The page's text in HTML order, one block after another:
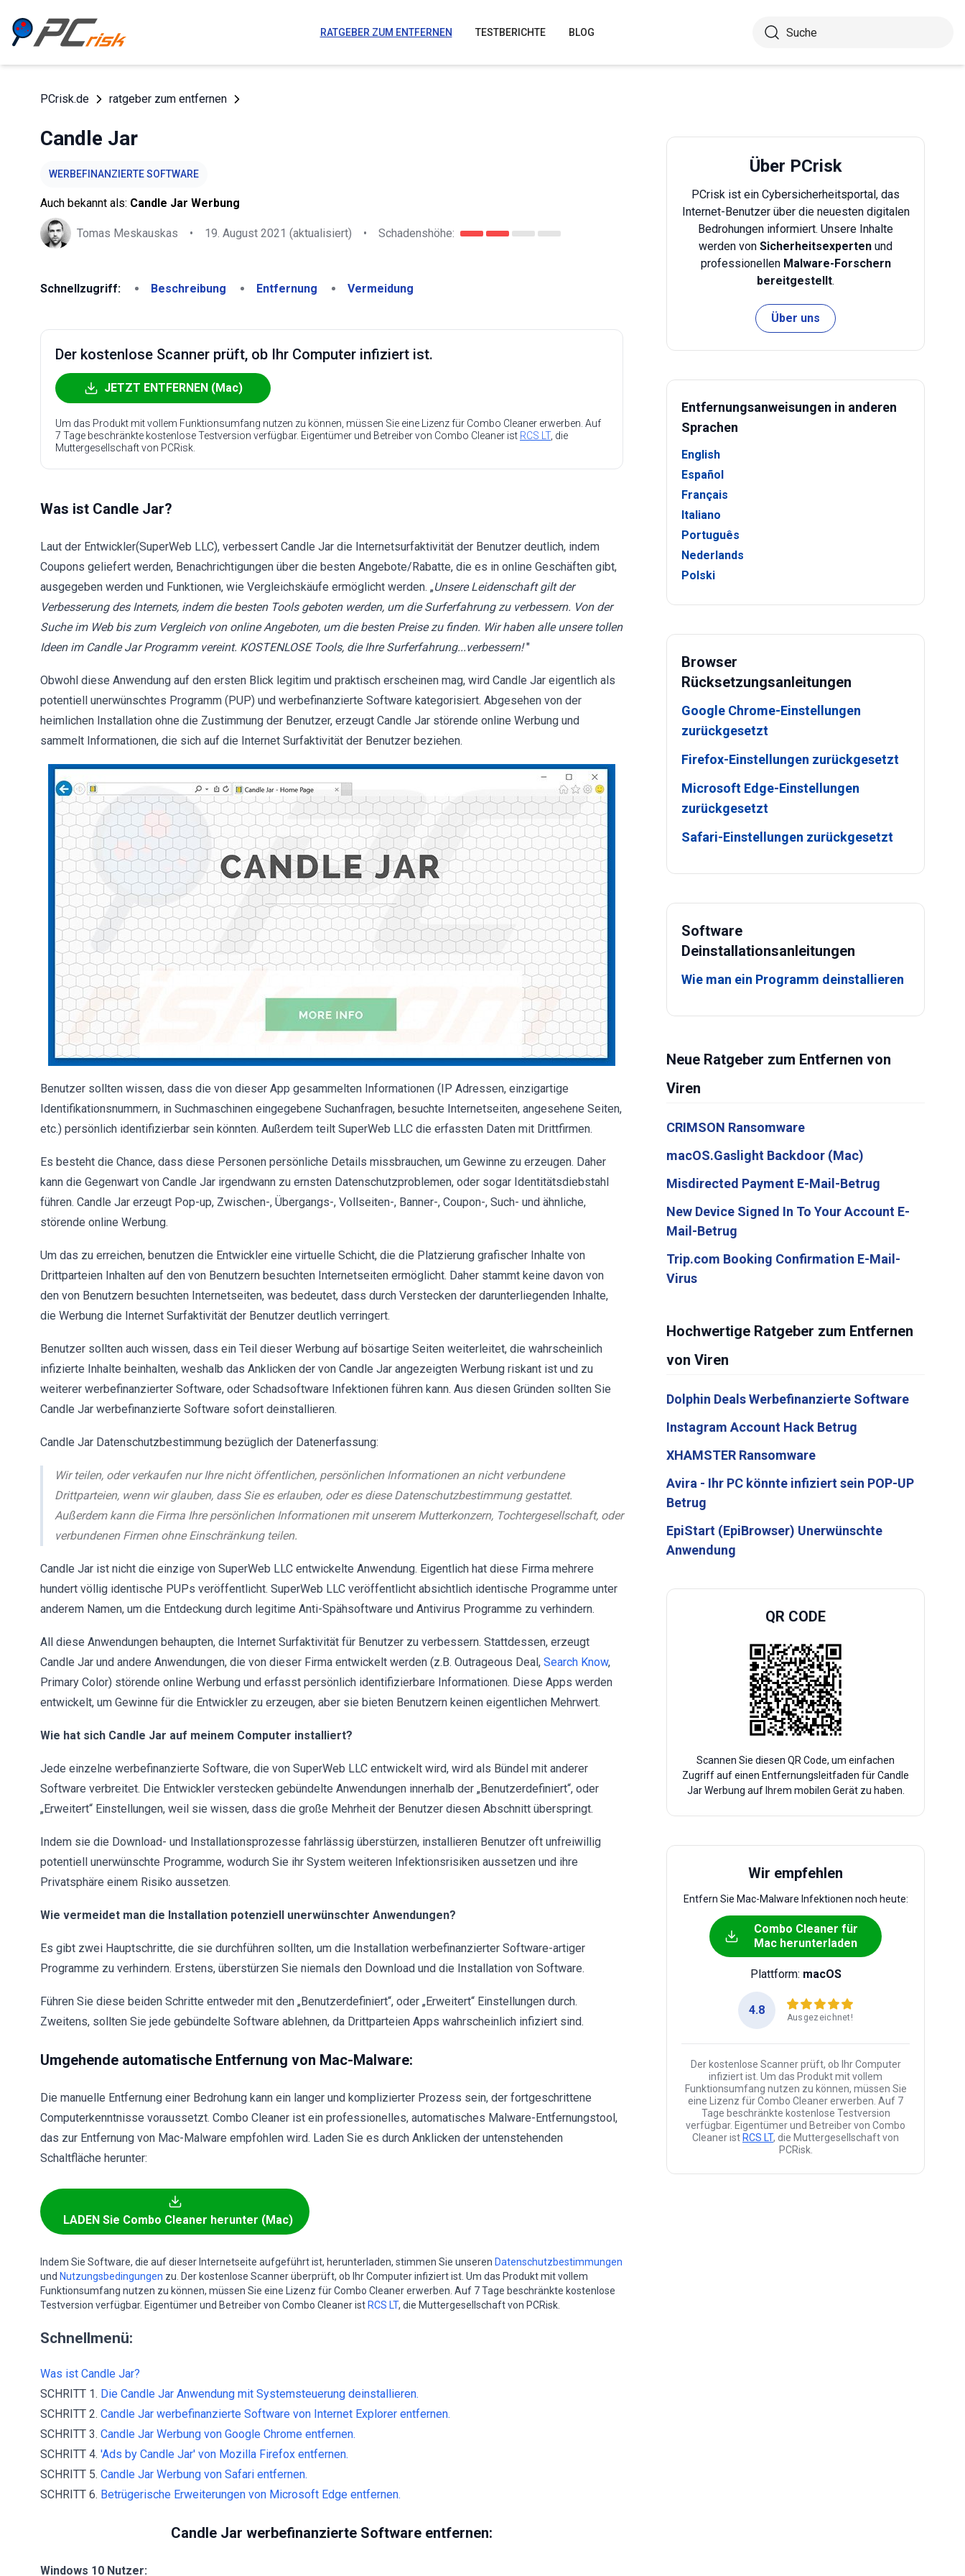
RATGEBER ZUM ENTFERNEN TESTBERICHTE BLOG
PCrisk.de ratgeber zum entfernen
Candle Jar
WERBEFINANZIERTE SOFTWARE
Auch bekannt als: Candle Jar Werbung
Tomas Meskauskas • 19. August 2021 (aktualisiert) • Schadenshöhe:
Schnellzugriff: Beschreibung Entfernung Vermeidung
Der kostenlose Scanner prüft, ob Ihr Computer infiziert ist.
JETZT ENTFERNEN (Mac)
Um das Produkt mit vollem Funktionsumfang nutzen zu können, müssen Sie eine Lizenz für Combo Cleaner erwerben. Auf
7 Tage beschränkte kostenlose Testversion verfügbar. Eigentümer und Betreiber von Combo Cleaner ist RCS LT, die
Muttergesellschaft von PCRisk.
Was ist Candle Jar?
Laut der Entwickler(SuperWeb LLC), verbessert Candle Jar die Internetsurfaktivität der Benutzer deutlich, indem
Coupons geliefert werden, Benachrichtigungen über die besten Angebote/Rabatte, die es in online Geschäften gibt,
ausgegeben werden und Funktionen, wie Vergleichskäufe ermöglicht werden. „Unsere Leidenschaft gilt der
Verbesserung des Internets, indem die besten Tools geboten werden, um die Surferfahrung zu verbessern. Von der
Suche im Web bis zum Vergleich von online Angeboten, um die besten Preise zu finden. Wir haben alle unsere tollen
Ideen im Candle Jar Programm vereint. KOSTENLOSE Tools, die Ihre Surferfahrung...verbessern! "
Obwohl diese Anwendung auf den ersten Blick legitim und praktisch erscheinen mag, wird Candle Jar eigentlich als
potentiell unerwünschtes Programm (PUP) und werbefinanzierte Software kategorisiert. Abgesehen von der
heimlichen Installation ohne die Zustimmung der Benutzer, erzeugt Candle Jar störende online Werbung und
sammelt Informationen, die sich auf die Internet Surfaktivität der Benutzer beziehen.
Benutzer sollten wissen, dass die von dieser App gesammelten Informationen (IP Adressen, einzigartige
Identifikationsnummern, in Suchmaschinen eingegebene Suchanfragen, besuchte Internetseiten, angesehene Seiten,
etc.) persönlich identifizierbar sein könnten. Außerdem teilt SuperWeb LLC die erfassten Daten mit Drittfirmen.
Es besteht die Chance, dass diese Personen persönliche Details missbrauchen, um Gewinne zu erzeugen. Daher
kann die Gegenwart von Candle Jar irgendwann zu ernsten Datenschutzproblemen, oder sogar Identitätsdiebstahl
führen. Candle Jar erzeugt Pop-up, Zwischen-, Übergangs-, Vollseiten-, Banner-, Coupon-, Such- und ähnliche,
störende online Werbung.
Um das zu erreichen, benutzen die Entwickler eine virtuelle Schicht, die die Platzierung grafischer Inhalte von
Drittparteien Inhalten auf den von Benutzern besuchten Internetseiten ermöglicht. Daher stammt keine davon von
den von Benutzern besuchten Internetseiten, was bedeutet, dass durch Verstecken der darunterliegenden Inhalte,
die Werbung die Internet Surfaktivität der Benutzer deutlich verringert.
Benutzer sollten auch wissen, dass ein Teil dieser Werbung auf bösartige Seiten weiterleitet, die wahrscheinlich
infizierte Inhalte beinhalten, weshalb das Anklicken der von Candle Jar angezeigten Werbung riskant ist und zu
weiterer werbefinanzierter Software, oder Schadsoftware Infektionen führen kann. Aus diesen Gründen sollten Sie
Candle Jar werbefinanzierte Software sofort deinstallieren.
Candle Jar Datenschutzbestimmung bezüglich der Datenerfassung:
Wir teilen, oder verkaufen nur Ihre nicht öffentlichen, persönlichen Informationen an nicht verbundene
Drittparteien, wenn wir glauben, dass Sie es erlauben, oder es diese Datenschutzbestimmung gestattet.
Außerdem kann die Firma Ihre persönlichen Informationen mit unserem Mutterkonzern, Tochtergesellschaft, oder
verbundenen Firmen ohne Einschränkung teilen.
Candle Jar ist nicht die einzige von SuperWeb LLC entwickelte Anwendung. Eigentlich hat diese Firma mehrere
hundert völlig identische PUPs veröffentlicht. SuperWeb LLC veröffentlicht absichtlich identische Programme unter
anderem Namen, um die Entdeckung durch legitime Anti-Spähsoftware und Antivirus Programme zu verhindern.
All diese Anwendungen behaupten, die Internet Surfaktivität für Benutzer zu verbessern. Stattdessen, erzeugt
Candle Jar und andere Anwendungen, die von dieser Firma entwickelt werden (z.B. Outrageous Deal, Search Know,
Primary Color) störende online Werbung und erfasst persönlich identifizierbare Informationen. Diese Apps werden
entwickelt, um Gewinne für die Entwickler zu erzeugen, aber sie bieten Benutzern keinen eigentlichen Mehrwert.
Wie hat sich Candle Jar auf meinem Computer installiert?
Jede einzelne werbefinanzierte Software, die von SuperWeb LLC entwickelt wird, wird als Bündel mit anderer
Software verbreitet. Die Entwickler verstecken gebündelte Anwendungen innerhalb der „Benutzerdefiniert“, oder
„Erweitert“ Einstellungen, weil sie wissen, dass die große Mehrheit der Benutzer diesen Abschnitt überspringt.
Indem sie die Download- und Installationsprozesse fahrlässig überstürzen, installieren Benutzer oft unfreiwillig
potentiell unerwünschte Programme, wodurch Sie ihr System weiteren Infektionsrisiken aussetzen und ihre
Privatsphäre einem Risiko aussetzen.
Wie vermeidet man die Installation potenziell unerwünschter Anwendungen?
Es gibt zwei Hauptschritte, die sie durchführen sollten, um die Installation werbefinanzierter Software-artiger
Programme zu verhindern. Erstens, überstürzen Sie niemals den Download und die Installation von Software.
Führen Sie diese beiden Schritte entweder mit den „Benutzerdefiniert“, oder „Erweitert“ Einstellungen durch.
Zweitens, sollten Sie jede gebündelte Software ablehnen, da Drittparteien Apps wahrscheinlich infiziert sind.
Umgehende automatische Entfernung von Mac-Malware:
Die manuelle Entfernung einer Bedrohung kann ein langer und komplizierter Prozess sein, der fortgeschrittene
Computerkenntnisse voraussetzt. Combo Cleaner ist ein professionelles, automatisches Malware-Entfernungstool,
das zur Entfernung von Mac-Malware empfohlen wird. Laden Sie es durch Anklicken der untenstehenden
Schaltfläche herunter:
LADEN Sie Combo Cleaner herunter (Mac)
Indem Sie Software, die auf dieser Internetseite aufgeführt ist, herunterladen, stimmen Sie unseren Datenschutzbestimmungen
und Nutzungsbedingungen zu. Der kostenlose Scanner überprüft, ob Ihr Computer infiziert ist. Um das Produkt mit vollem
Funktionsumfang nutzen zu können, müssen Sie eine Lizenz für Combo Cleaner erwerben. Auf 7 Tage beschränkte kostenlose
Testversion verfügbar. Eigentümer und Betreiber von Combo Cleaner ist RCS LT, die Muttergesellschaft von PCRisk.
Schnellmenü:
Was ist Candle Jar?
SCHRITT 1. Die Candle Jar Anwendung mit Systemsteuerung deinstallieren.
SCHRITT 2. Candle Jar werbefinanzierte Software von Internet Explorer entfernen.
SCHRITT 3. Candle Jar Werbung von Google Chrome entfernen.
SCHRITT 4. 'Ads by Candle Jar' von Mozilla Firefox entfernen.
SCHRITT 5. Candle Jar Werbung von Safari entfernen.
SCHRITT 6. Betrügerische Erweiterungen von Microsoft Edge entfernen.
Candle Jar werbefinanzierte Software entfernen:
Windows 10 Nutzer:
Über PCrisk
PCrisk ist ein Cybersicherheitsportal, das
Internet-Benutzer über die neuesten digitalen
Bedrohungen informiert. Unsere Inhalte
werden von Sicherheitsexperten und
professionellen Malware-Forschern
bereitgestellt.
Über uns
Entfernungsanweisungen in anderen
Sprachen
English
Español
Français
Italiano
Português
Nederlands
Polski
Browser
Rücksetzungsanleitungen
Google Chrome-Einstellungen
zurückgesetzt
Firefox-Einstellungen zurückgesetzt
Microsoft Edge-Einstellungen
zurückgesetzt
Safari-Einstellungen zurückgesetzt
Software
Deinstallationsanleitungen
Wie man ein Programm deinstallieren
Neue Ratgeber zum Entfernen von
Viren
CRIMSON Ransomware
macOS.Gaslight Backdoor (Mac)
Misdirected Payment E-Mail-Betrug
New Device Signed In To Your Account E-
Mail-Betrug
Trip.com Booking Confirmation E-Mail-
Virus
Hochwertige Ratgeber zum Entfernen
von Viren
Dolphin Deals Werbefinanzierte Software
Instagram Account Hack Betrug
XHAMSTER Ransomware
Avira - Ihr PC könnte infiziert sein POP-UP
Betrug
EpiStart (EpiBrowser) Unerwünschte
Anwendung
QR CODE
Scannen Sie diesen QR Code, um einfachen
Zugriff auf einen Entfernungsleitfaden für Candle
Jar Werbung auf Ihrem mobilen Gerät zu haben.
Wir empfehlen
Entfern Sie Mac-Malware Infektionen noch heute:
Combo Cleaner für
Mac herunterladen
Plattform: macOS
4.8
Ausgezeichnet!
Der kostenlose Scanner prüft, ob Ihr Computer
infiziert ist. Um das Produkt mit vollem
Funktionsumfang nutzen zu können, müssen Sie
eine Lizenz für Combo Cleaner erwerben. Auf 7
Tage beschränkte kostenlose Testversion
verfügbar. Eigentümer und Betreiber von Combo
Cleaner ist RCS LT, die Muttergesellschaft von
PCRisk.